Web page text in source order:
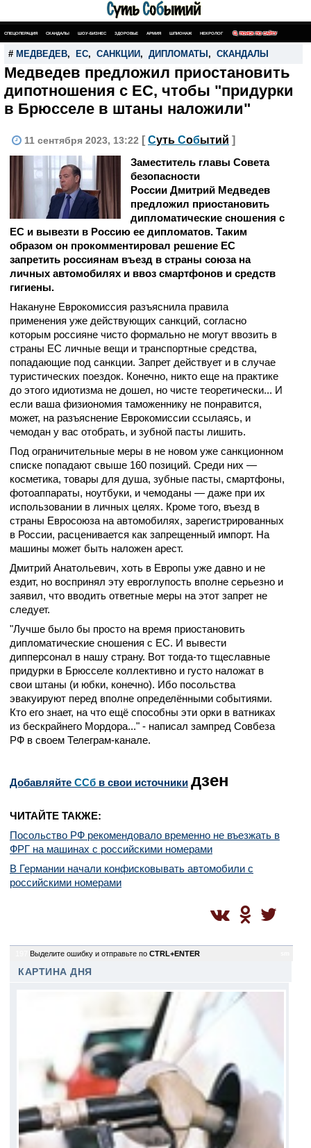
СПЕЦОПЕРАЦИЯ СКАНДАЛЫ ШОУ-БИЗНЕС ЗДОРОВЬЕ АРМИЯ ШПИОНАЖ НЕКРОЛОГ ПОИСК ПО САЙТУ
# МЕДВЕДЕВ, ЕС, САНКЦИИ , ДИПЛОМАТЫ , СКАНДАЛЫ
Медведев предложил приостановить
дипотношения с ЕС, чтобы "придурки
в Брюсселе в штаны наложили"
11 сентября 2023, 13:22 [ Суть Событий ]
Заместитель главы Совета
безопасности
России Дмитрий Медведев
предложил приостановить
дипломатические сношения с
ЕС и вывезти в Россию ее дипломатов. Таким
образом он прокомментировал решение ЕС
запретить россиянам въезд в страны союза на
личных автомобилях и ввоз смартфонов и средств
гигиены.
Накануне Еврокомиссия разъяснила правила
применения уже действующих санкций, согласно
которым россияне чисто формально не могут ввозить в
страны ЕС личные вещи и транспортные средства,
попадающие под санкции. Запрет действует и в случае
туристических поездок. Конечно, никто еще на практике
до этого идиотизма не дошел, но чисте теоретически... И
если ваша физиономия таможеннику не понравится,
может, на разъяснение Еврокомиссии ссылаясь, и
чемодан у вас отобрать, и зубной пасты лишить.
Под ограничительные меры в не новом уже санкционном
списке попадают свыше 160 позиций. Среди них —
косметика, товары для душа, зубные пасты, смартфоны,
фотоаппараты, ноутбуки, и чемоданы — даже при их
использовании в личных целях. Кроме того, въезд в
страны Евросоюза на автомобилях, зарегистрированных
в России, расценивается как запрещенный импорт. На
машины может быть наложен арест.
Дмитрий Анатольевич, хоть в Европы уже давно и не
ездит, но воспринял эту евроглупость вполне серьезно и
заявил, что вводить ответные меры на этот запрет не
следует.
"Лучше было бы просто на время приостановить
дипломатические сношения с ЕС. И вывести
дипперсонал в нашу страну. Вот тогда-то тщеславные
придурки в Брюсселе коллективно и густо наложат в
свои штаны (и юбки, конечно). Ибо посольства
эвакуируют перед вполне определёнными событиями.
Кто его знает, на что ещё способны эти орки в ватниках
из бескрайнего Мордора..." - написал зампред Совбеза
РФ в своем Телеграм-канале.
Добавляйте CСб в свои источники дзен
ЧИТАЙТЕ ТАКЖЕ:
Посольство РФ рекомендовало временно не въезжать в
ФРГ на машинах с российскими номерами
В Германии начали конфисковывать автомобили с
российскими номерами
Выделите ошибку и отправьте по CTRL+ENTER
КАРТИНА ДНЯ